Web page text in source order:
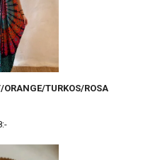
TURKOS/ROSA